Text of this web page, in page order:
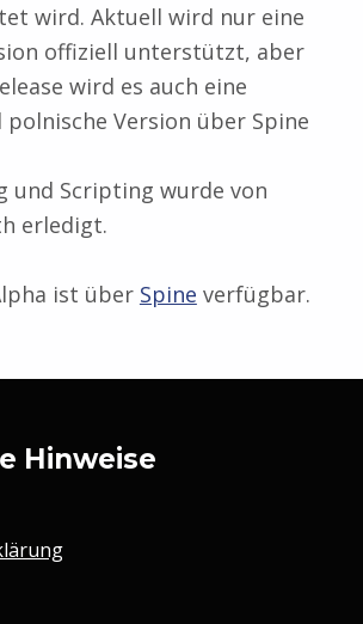
wird. Aktuell wird nur eine
offiziell unterstützt, aber
wird es auch eine
polnische Version über Spine
und Scripting wurde von
erledigt.
ist über Spine verfügbar.
Hinweise